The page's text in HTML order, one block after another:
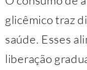
glicêmico traz
saúde. Esses
liberação